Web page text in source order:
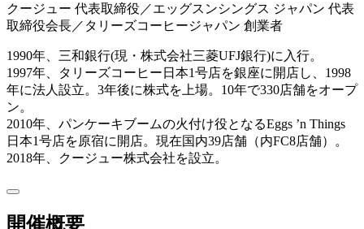
クージュー 代表取締役／エッグスンシングス ジャパン 代表
取締役会長／タリーズコーヒージャパン 創業者
1990年、三和銀行(現・株式会社三菱UFJ銀行)に入行。
1997年、タリーズコーヒー日本1号店を銀座に開店し、1998
年に法人設立。3年後に株式を上場。10年で330店舗をオープ
ン。
2010年、パンケーキブームの火付け役となるEggs ’n Things
日本1号店を原宿に開店。現在国内39店舗（内FC8店舗）。
2018年、クージュー株式会社を設立。
開催概要